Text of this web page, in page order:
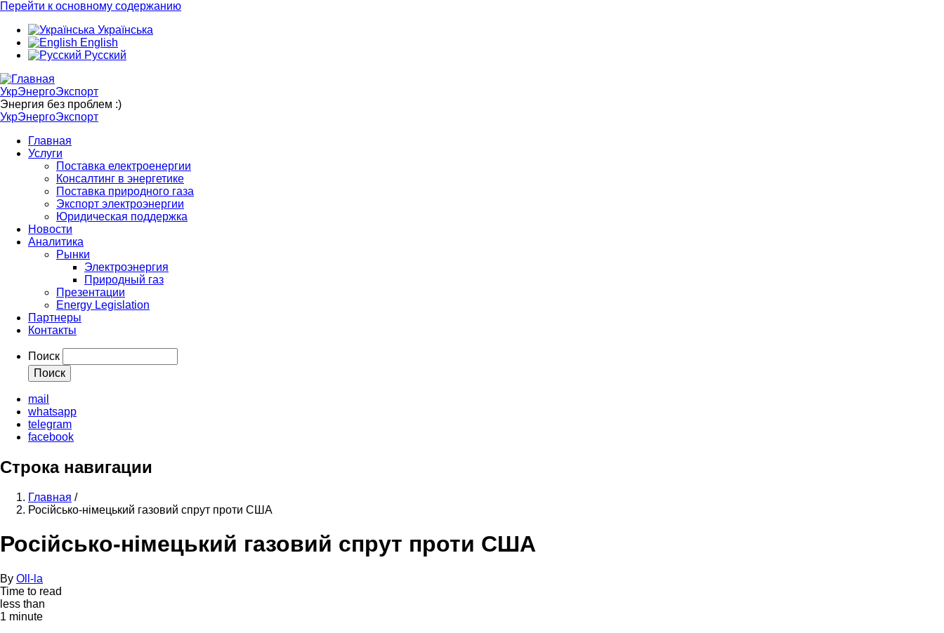
Перейти к основному содержанию
Українська
English
Русский
УкрЭнергоЭкспорт
Энергия без проблем :)
УкрЭнергоЭкспорт
Главная
Услуги
Поставка електроенергии
Консалтинг в энергетике
Поставка природного газа
Экспорт электроэнергии
Юридическая поддержка
Новости
Аналитика
Рынки
Электроэнергия
Природный газ
Презентации
Energy Legislation
Партнеры
Контакты
Поиск
mail
whatsapp
telegram
facebook
Строка навигации
Главная /
Російсько-німецький газовий спрут проти США
Російсько-німецький газовий спрут проти США
By Oll-la
Time to read
less than
1 minute